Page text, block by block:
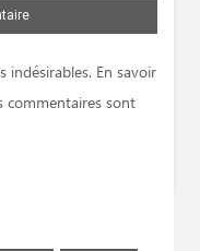
indésirables. En savoir
commentaires sont